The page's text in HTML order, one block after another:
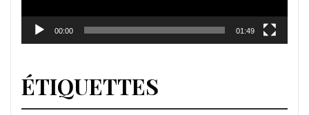
00:00 01:49
ÉTIQUETTES